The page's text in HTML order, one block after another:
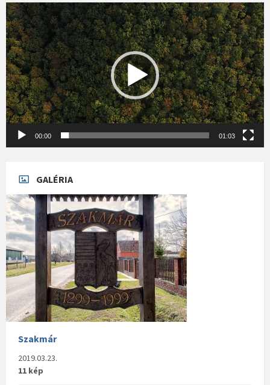
Videólejátszó
00:00 01:03
GALÉRIA
Szakmár
2019.03.23.
11 kép